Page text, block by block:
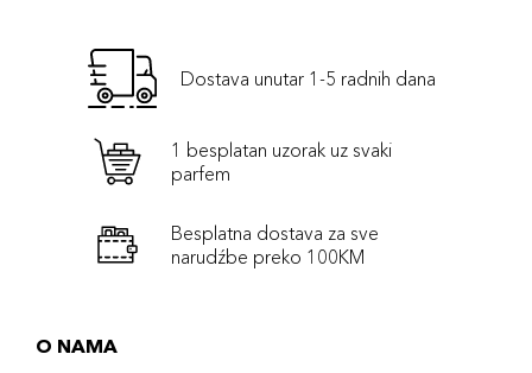
Dostava unutar 1-5 radnih dana
1 besplatan uzorak uz svaki
parfem
Besplatna dostava za sve
narudźbe preko 100KM
O NAMA